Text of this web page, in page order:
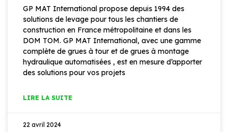
GP MAT International propose depuis 1994 des
solutions de levage pour tous les chantiers de
construction en France métropolitaine et dans les
DOM TOM. GP MAT International, avec une gamme
complète de grues à tour et de grues à montage
hydraulique automatisées , est en mesure d’apporter
des solutions pour vos projets
LIRE LA SUITE
22 avril 2024